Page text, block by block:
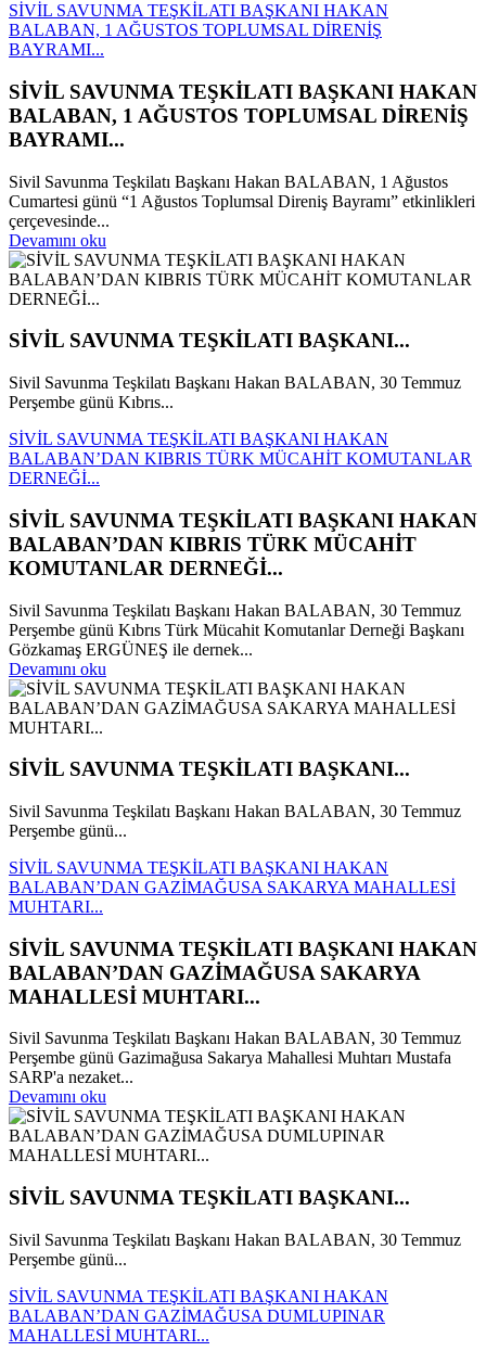
SİVİL SAVUNMA TEŞKİLATI BAŞKANI HAKAN
BALABAN, 1 AĞUSTOS TOPLUMSAL DİRENİŞ
BAYRAMI...
SİVİL SAVUNMA TEŞKİLATI BAŞKANI HAKAN
BALABAN, 1 AĞUSTOS TOPLUMSAL DİRENİŞ
BAYRAMI...
Sivil Savunma Teşkilatı Başkanı Hakan BALABAN, 1 Ağustos
Cumartesi günü “1 Ağustos Toplumsal Direniş Bayramı” etkinlikleri
çerçevesinde...
Devamını oku
SİVİL SAVUNMA TEŞKİLATI BAŞKANI...
Sivil Savunma Teşkilatı Başkanı Hakan BALABAN, 30 Temmuz
Perşembe günü Kıbrıs...
SİVİL SAVUNMA TEŞKİLATI BAŞKANI HAKAN
BALABAN’DAN KIBRIS TÜRK MÜCAHİT KOMUTANLAR
DERNEĞİ...
SİVİL SAVUNMA TEŞKİLATI BAŞKANI HAKAN
BALABAN’DAN KIBRIS TÜRK MÜCAHİT
KOMUTANLAR DERNEĞİ...
Sivil Savunma Teşkilatı Başkanı Hakan BALABAN, 30 Temmuz
Perşembe günü Kıbrıs Türk Mücahit Komutanlar Derneği Başkanı
Gözkamaş ERGÜNEŞ ile dernek...
Devamını oku
SİVİL SAVUNMA TEŞKİLATI BAŞKANI...
Sivil Savunma Teşkilatı Başkanı Hakan BALABAN, 30 Temmuz
Perşembe günü...
SİVİL SAVUNMA TEŞKİLATI BAŞKANI HAKAN
BALABAN’DAN GAZİMAĞUSA SAKARYA MAHALLESİ
MUHTARI...
SİVİL SAVUNMA TEŞKİLATI BAŞKANI HAKAN
BALABAN’DAN GAZİMAĞUSA SAKARYA
MAHALLESİ MUHTARI...
Sivil Savunma Teşkilatı Başkanı Hakan BALABAN, 30 Temmuz
Perşembe günü Gazimağusa Sakarya Mahallesi Muhtarı Mustafa
SARP'a nezaket...
Devamını oku
SİVİL SAVUNMA TEŞKİLATI BAŞKANI...
Sivil Savunma Teşkilatı Başkanı Hakan BALABAN, 30 Temmuz
Perşembe günü...
SİVİL SAVUNMA TEŞKİLATI BAŞKANI HAKAN
BALABAN’DAN GAZİMAĞUSA DUMLUPINAR
MAHALLESİ MUHTARI...